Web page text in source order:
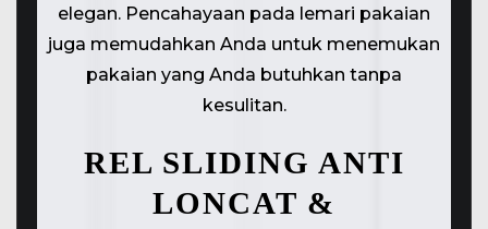
elegan. Pencahayaan pada lemari pakaian
juga memudahkan Anda untuk menemukan
pakaian yang Anda butuhkan tanpa
kesulitan.
REL SLIDING ANTI
LONCAT &